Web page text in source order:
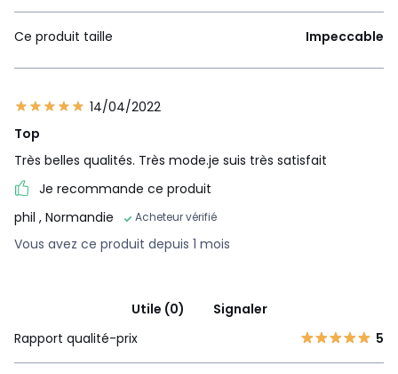
Ce produit taille Impeccable
14/04/2022
Top
Très belles qualités. Très mode.je suis très satisfait
Je recommande ce produit
phil , Normandie Acheteur vérifié
Vous avez ce produit depuis 1 mois
Utile (0)
Signaler
Rapport qualité-prix
5